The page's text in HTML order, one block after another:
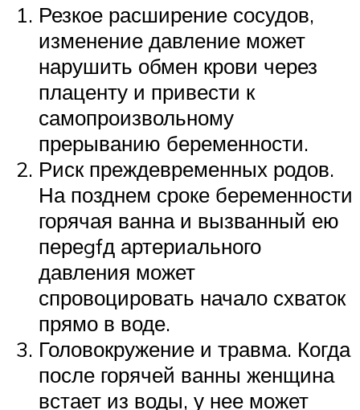
Резкое расширение сосудов,
изменение давление может
нарушить обмен крови через
плаценту и привести к
самопроизвольному
прерыванию беременности.
Риск преждевременных родов.
На позднем сроке беременности
горячая ванна и вызванный ею
переgfд артериального
давления может
спровоцировать начало схваток
прямо в воде.
Головокружение и травма. Когда
после горячей ванны женщина
встает из воды, у нее может